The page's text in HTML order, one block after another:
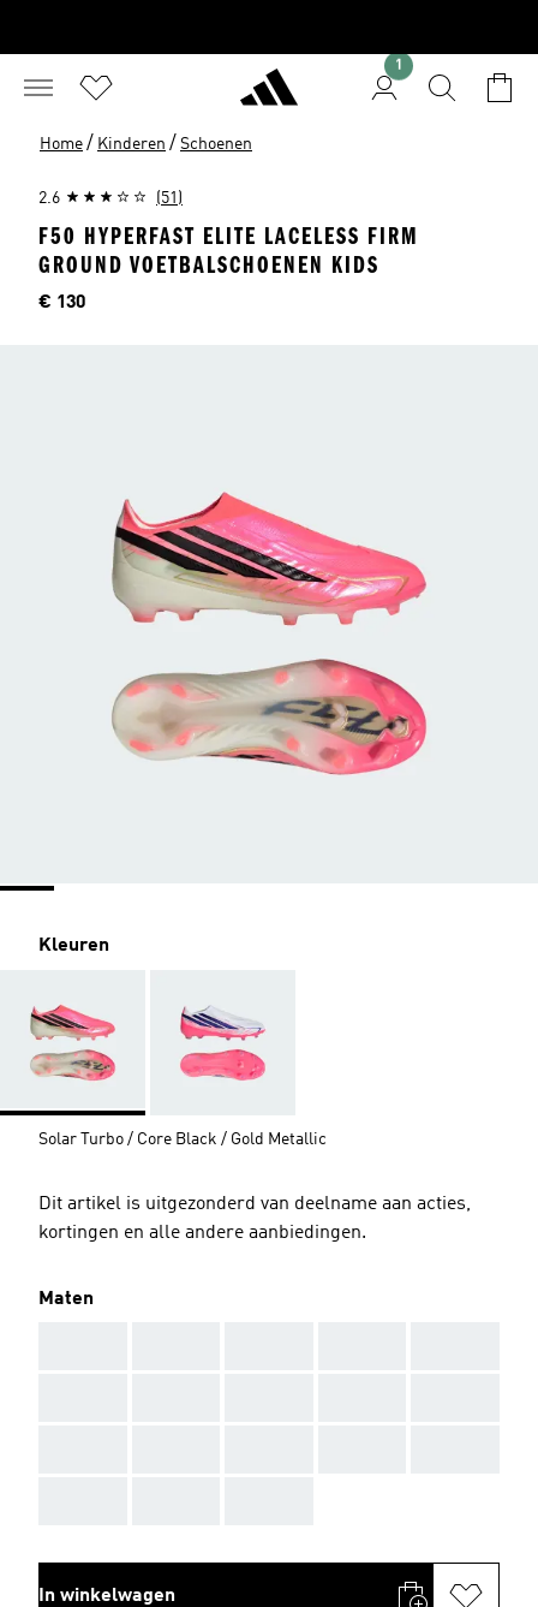
1
Home / Kinderen / Schoenen
2.6 (51)
F50 HYPERFAST ELITE LACELESS FIRM
GROUND VOETBALSCHOENEN KIDS
Price
€ 130
Kleuren
Solar Turbo / Core Black / Gold Metallic
Dit artikel is uitgezonderd van deelname aan acties,
kortingen en alle andere aanbiedingen.
Maten
In winkelwagen